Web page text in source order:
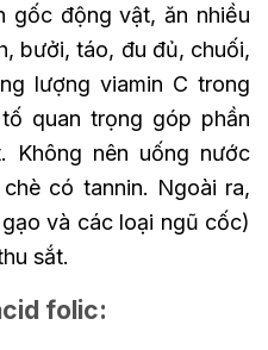
gốc động vật, ăn nhiều
bưởi, táo, đu đủ, chuối,
lượng viamin C trong
quan trọng góp phần
Không nên uống nước
có tannin. Ngoài ra,
và các loại ngũ cốc)
sắt.
folic: